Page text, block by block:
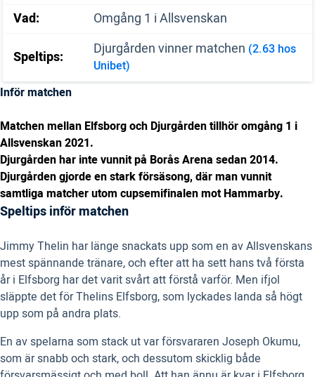
Vad: Omgång 1 i Allsvenskan
Speltips: Djurgården vinner matchen (2.63 hos
Unibet)
Inför matchen
Matchen mellan Elfsborg och Djurgården tillhör omgång 1 i
Allsvenskan 2021.
Djurgården har inte vunnit på Borås Arena sedan 2014.
Djurgården gjorde en stark försäsong, där man vunnit
samtliga matcher utom cupsemifinalen mot Hammarby.
Speltips inför matchen
Jimmy Thelin har länge snackats upp som en av Allsvenskans
mest spännande tränare, och efter att ha sett hans två första
år i Elfsborg har det varit svårt att förstå varför. Men ifjol
släppte det för Thelins Elfsborg, som lyckades landa så högt
upp som på andra plats.
En av spelarna som stack ut var försvararen Joseph Okumu,
som är snabb och stark, och dessutom skicklig både